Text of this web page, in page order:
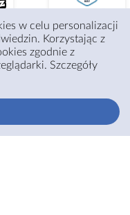
w celu personalizacji
Korzystając z
zgodnie z
Szczegóły